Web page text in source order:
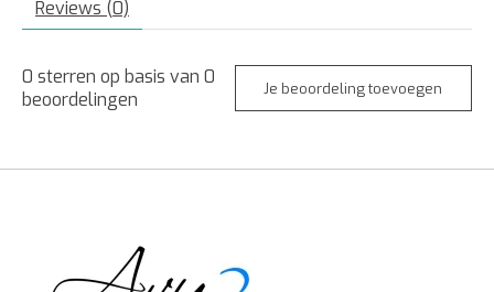
Reviews (0)
0 sterren op basis van 0
beoordelingen
Je beoordeling toevoegen